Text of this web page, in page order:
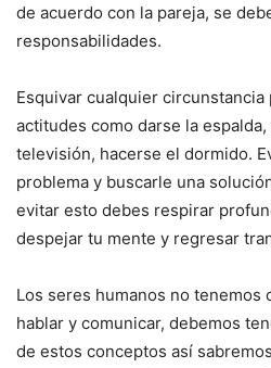
de acuerdo con la pareja, se
responsabilidades.
Esquivar cualquier
actitudes como darse la
televisión, hacerse el dormido.
problema y buscarle una
evitar esto debes respirar
despejar tu mente y regresar
Los seres humanos no tenemos
hablar y comunicar, debemos
de estos conceptos así